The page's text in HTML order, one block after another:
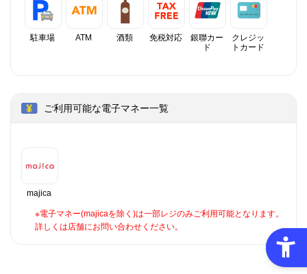
駐車場 ATM 酒類 免税対応
銀聯カー
ド
クレジッ
トカード
ご利用可能な電子マネー一覧
majica
※電子マネー(majicaを除く)は一部レジのみご利用可能となります。
詳しくは店舗にお問い合わせください。